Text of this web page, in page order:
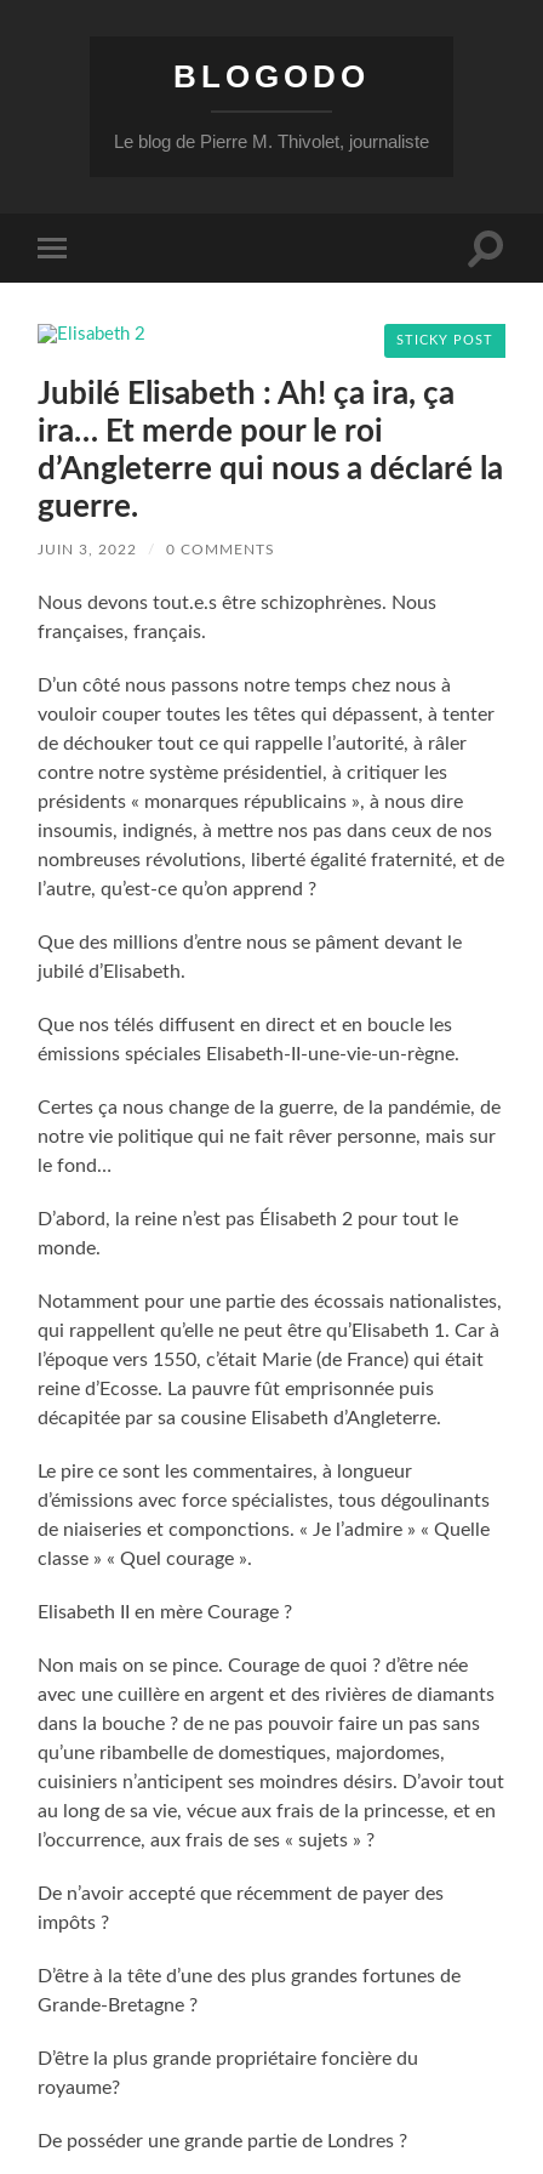
BLOGODO
Le blog de Pierre M. Thivolet, journaliste
mobile
Toggle
STICKY POST
Jubilé Elisabeth : Ah! ça ira, ça
ira… Et merde pour le roi
d’Angleterre qui nous a déclaré la
guerre.
JUIN 3, 2022 / 0 COMMENTS
Nous devons tout.e.s être schizophrènes. Nous
françaises, français.
D’un côté nous passons notre temps chez nous à
vouloir couper toutes les têtes qui dépassent, à tenter
de déchouker tout ce qui rappelle l’autorité, à râler
contre notre système présidentiel, à critiquer les
présidents « monarques républicains », à nous dire
insoumis, indignés, à mettre nos pas dans ceux de nos
nombreuses révolutions, liberté égalité fraternité, et de
l’autre, qu’est-ce qu’on apprend ?
Que des millions d’entre nous se pâment devant le
jubilé d’Elisabeth.
Que nos télés diffusent en direct et en boucle les
émissions spéciales Elisabeth-II-une-vie-un-règne.
Certes ça nous change de la guerre, de la pandémie, de
notre vie politique qui ne fait rêver personne, mais sur
le fond…
D’abord, la reine n’est pas Élisabeth 2 pour tout le
monde.
Notamment pour une partie des écossais nationalistes,
qui rappellent qu’elle ne peut être qu’Elisabeth 1. Car à
l’époque vers 1550, c’était Marie (de France) qui était
reine d’Ecosse. La pauvre fût emprisonnée puis
décapitée par sa cousine Elisabeth d’Angleterre.
Le pire ce sont les commentaires, à longueur
d’émissions avec force spécialistes, tous dégoulinants
de niaiseries et componctions. « Je l’admire » « Quelle
classe » « Quel courage ».
Elisabeth II en mère Courage ?
Non mais on se pince. Courage de quoi ? d’être née
avec une cuillère en argent et des rivières de diamants
dans la bouche ? de ne pas pouvoir faire un pas sans
qu’une ribambelle de domestiques, majordomes,
cuisiniers n’anticipent ses moindres désirs. D’avoir tout
au long de sa vie, vécue aux frais de la princesse, et en
l’occurrence, aux frais de ses « sujets » ?
De n’avoir accepté que récemment de payer des
impôts ?
D’être à la tête d’une des plus grandes fortunes de
Grande-Bretagne ?
D’être la plus grande propriétaire foncière du
royaume?
De posséder une grande partie de Londres ?